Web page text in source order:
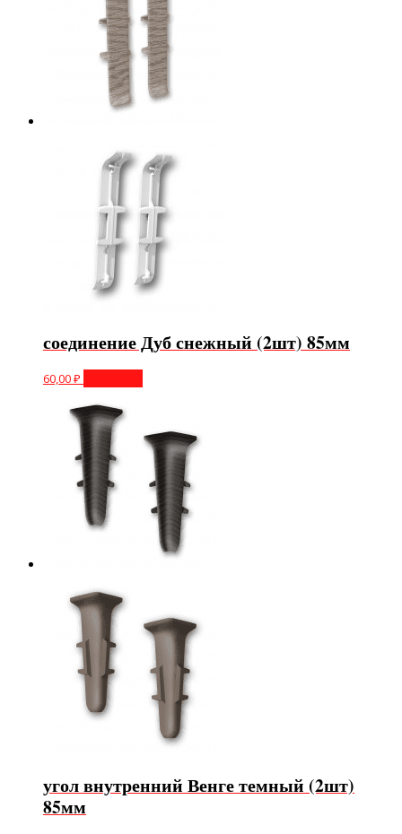
соединение Дуб снежный (2шт) 85мм
60,00₽
угол внутренний Венге темный (2шт)
85мм